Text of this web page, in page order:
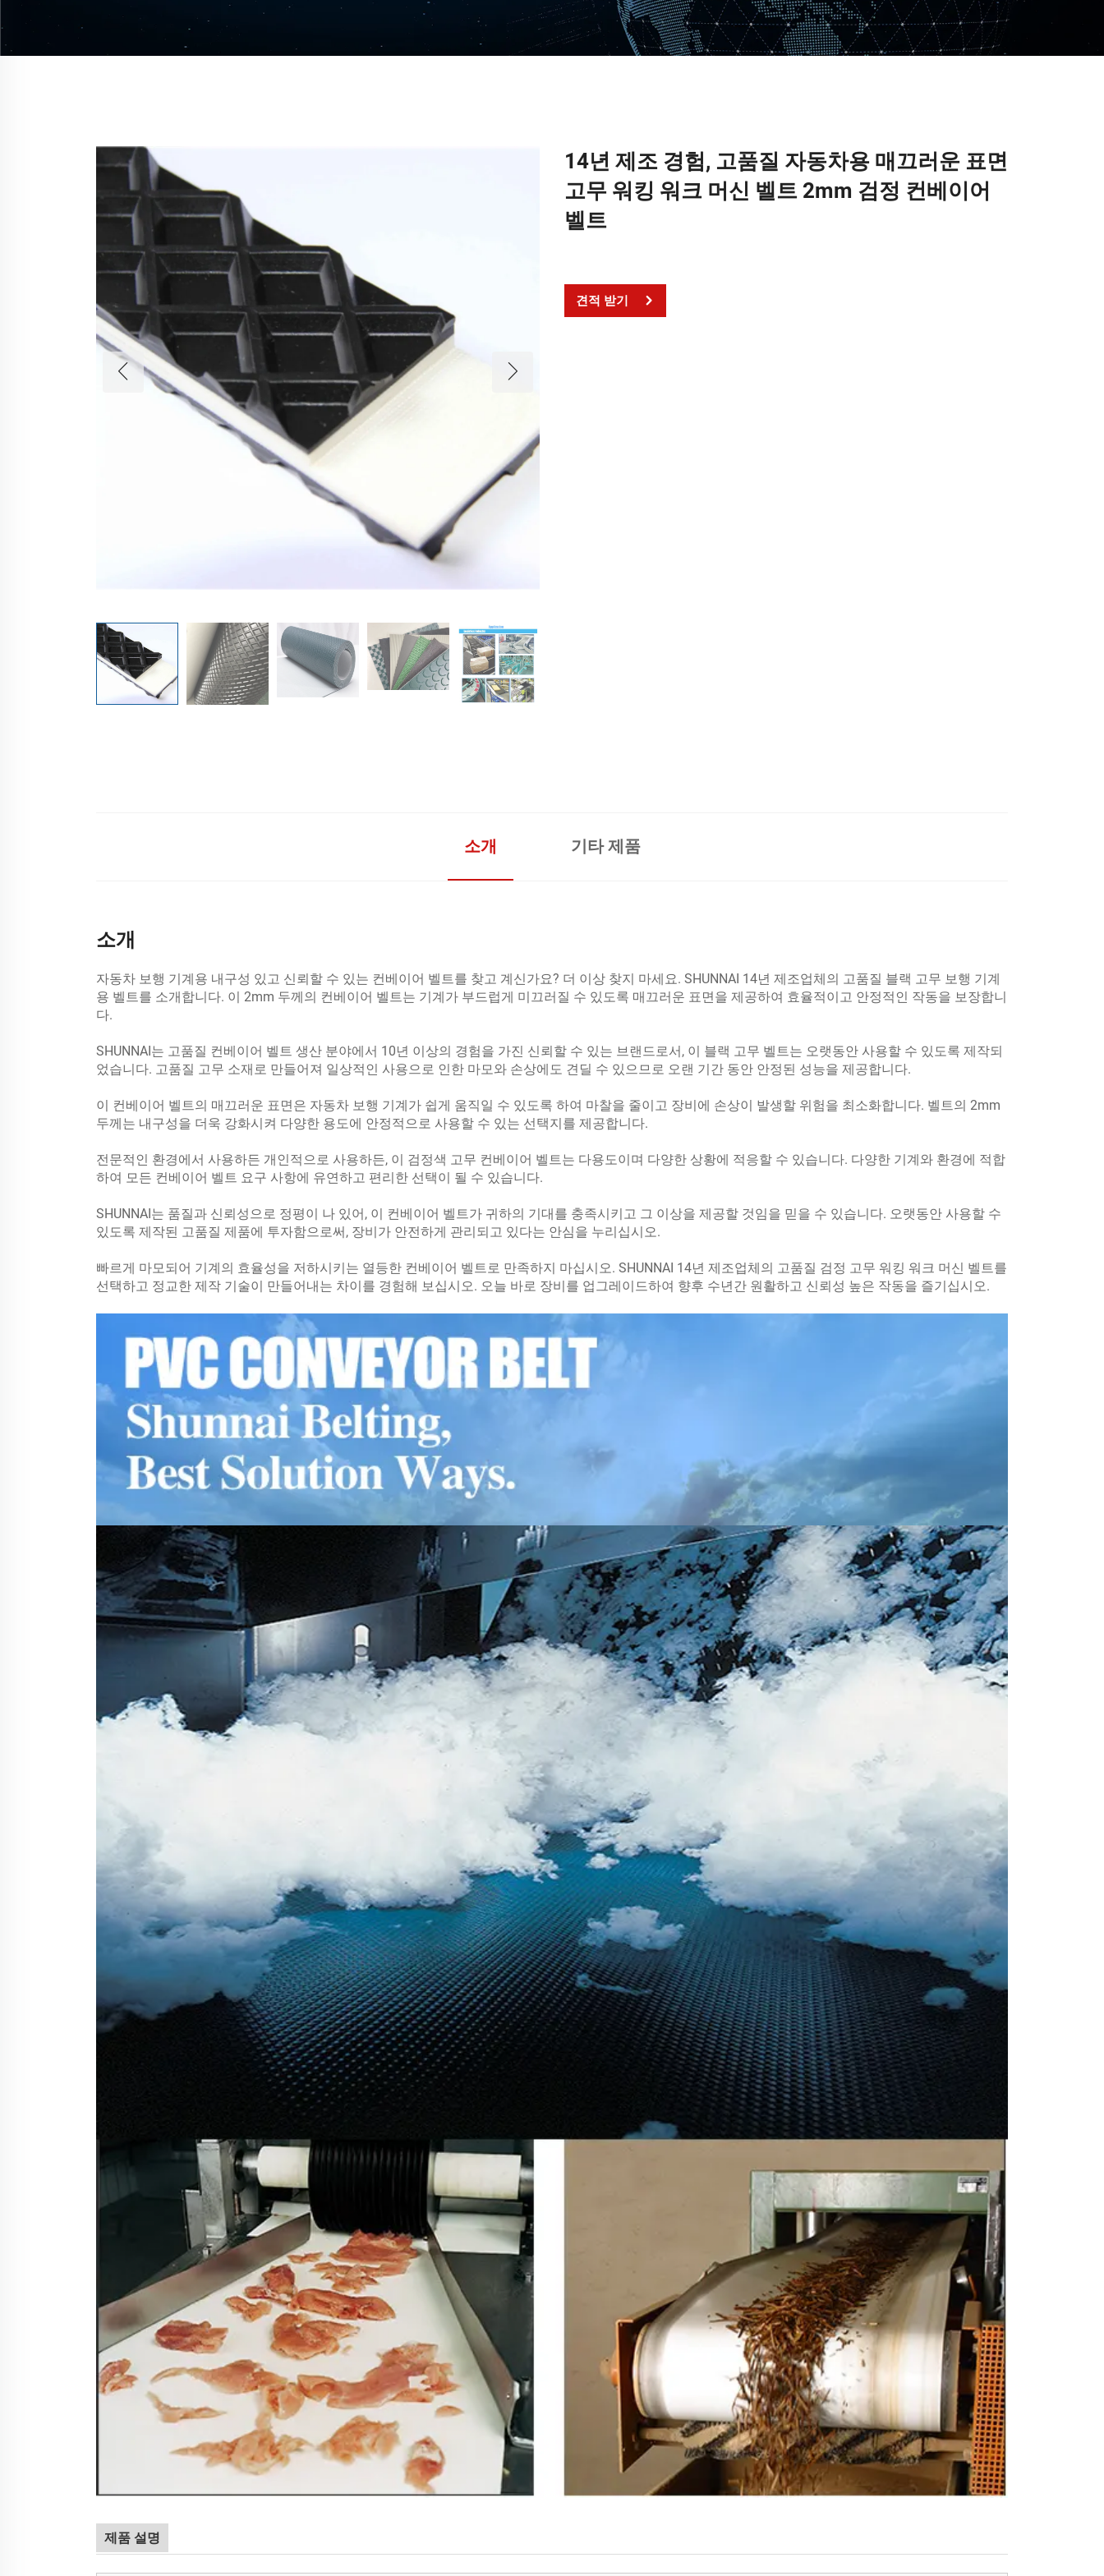
14년 제조 경험, 고품질 자동차용 매끄러운 표면
고무 워킹 워크 머신 벨트 2mm 검정 컨베이어
벨트
견적 받기
소개 기타 제품
소개
자동차 보행 기계용 내구성 있고 신뢰할 수 있는 컨베이어 벨트를 찾고 계신가요? 더 이상 찾지 마세요. SHUNNAI 14년 제조업체의 고품질 블랙 고무 보행 기계
용 벨트를 소개합니다. 이 2mm 두께의 컨베이어 벨트는 기계가 부드럽게 미끄러질 수 있도록 매끄러운 표면을 제공하여 효율적이고 안정적인 작동을 보장합니
다.
SHUNNAI는 고품질 컨베이어 벨트 생산 분야에서 10년 이상의 경험을 가진 신뢰할 수 있는 브랜드로서, 이 블랙 고무 벨트는 오랫동안 사용할 수 있도록 제작되
었습니다. 고품질 고무 소재로 만들어져 일상적인 사용으로 인한 마모와 손상에도 견딜 수 있으므로 오랜 기간 동안 안정된 성능을 제공합니다.
이 컨베이어 벨트의 매끄러운 표면은 자동차 보행 기계가 쉽게 움직일 수 있도록 하여 마찰을 줄이고 장비에 손상이 발생할 위험을 최소화합니다. 벨트의 2mm
두께는 내구성을 더욱 강화시켜 다양한 용도에 안정적으로 사용할 수 있는 선택지를 제공합니다.
전문적인 환경에서 사용하든 개인적으로 사용하든, 이 검정색 고무 컨베이어 벨트는 다용도이며 다양한 상황에 적응할 수 있습니다. 다양한 기계와 환경에 적합
하여 모든 컨베이어 벨트 요구 사항에 유연하고 편리한 선택이 될 수 있습니다.
SHUNNAI는 품질과 신뢰성으로 정평이 나 있어, 이 컨베이어 벨트가 귀하의 기대를 충족시키고 그 이상을 제공할 것임을 믿을 수 있습니다. 오랫동안 사용할 수
있도록 제작된 고품질 제품에 투자함으로써, 장비가 안전하게 관리되고 있다는 안심을 누리십시오.
빠르게 마모되어 기계의 효율성을 저하시키는 열등한 컨베이어 벨트로 만족하지 마십시오. SHUNNAI 14년 제조업체의 고품질 검정 고무 워킹 워크 머신 벨트를
선택하고 정교한 제작 기술이 만들어내는 차이를 경험해 보십시오. 오늘 바로 장비를 업그레이드하여 향후 수년간 원활하고 신뢰성 높은 작동을 즐기십시오.
제품 설명